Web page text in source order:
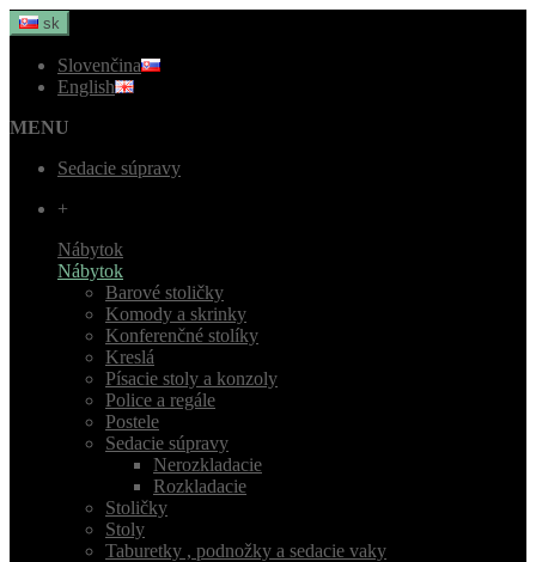
sk
Slovenčina
English
MENU
Sedacie súpravy
+
Nábytok
Nábytok
Barové stoličky
Komody a skrinky
Konferenčné stolíky
Kreslá
Písacie stoly a konzoly
Police a regále
Postele
Sedacie súpravy
Nerozkladacie
Rozkladacie
Stoličky
Stoly
Taburetky , podnožky a sedacie vaky